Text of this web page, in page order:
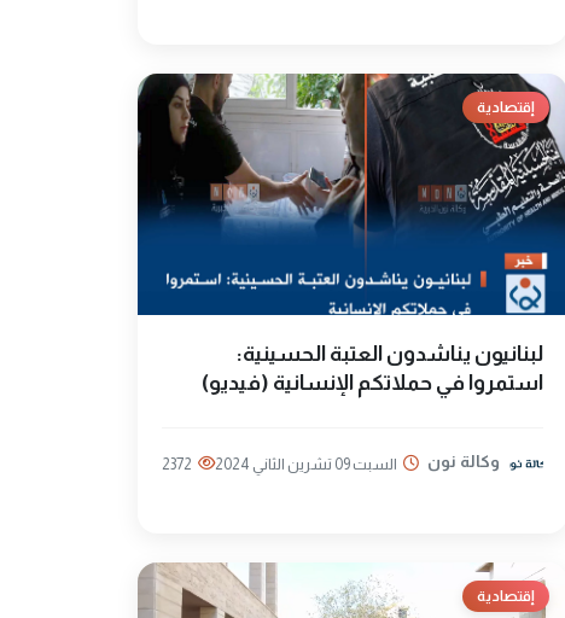
إقتصادية
لبنانيون يناشدون العتبة الحسينية:
استمروا في حملاتكم الإنسانية (فيديو)
وكالة نون السبت 09 تشرين الثاني 2024 2372
إقتصادية